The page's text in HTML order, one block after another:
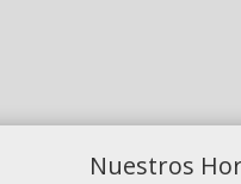
Nuestros